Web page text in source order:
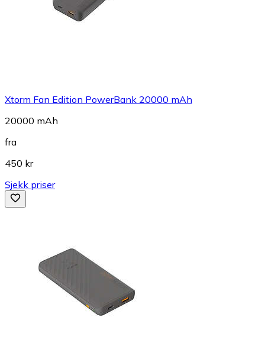
Xtorm Fan Edition PowerBank 20000 mAh
20000 mAh
fra
450 kr
Sjekk priser